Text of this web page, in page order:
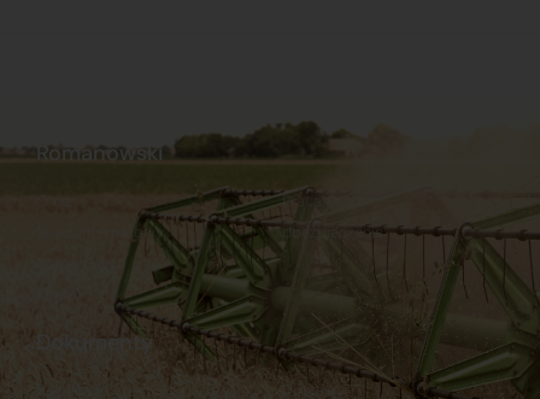
Dokumenty
Regulamin Dostawy
Romanowski
Sklep internetowy
Praca
Ubezpieczenia